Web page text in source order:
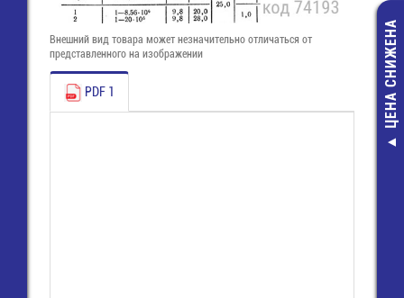
ЦЕНА СНИЖЕНА
Внешний вид товара может незначительно отличаться от
представленного на изображении
PDF 1